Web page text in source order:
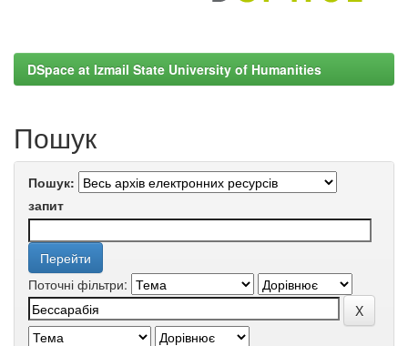
DSpace at Izmail State University of Humanities
Пошук
Пошук:
запит
Поточні фільтри: